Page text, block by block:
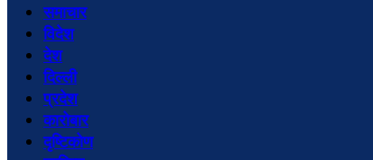
समाचार
विदेश
देश
दिल्ली
प्रदेश
कारोबार
दृष्टिकोण